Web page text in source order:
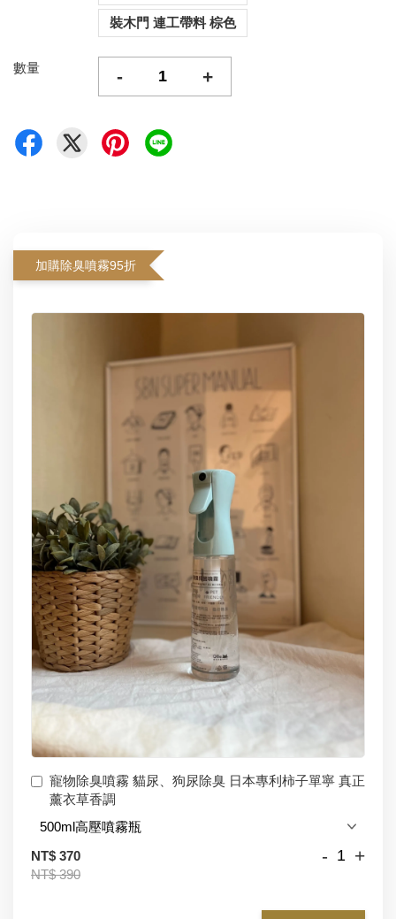
裝木門 連工帶料 棕色
數量 - +
加購除臭噴霧95折
寵物除臭噴霧 貓尿、狗尿除臭 日本專利柿子單寧 真正
薰衣草香調
NT$ 370
NT$ 390
- +